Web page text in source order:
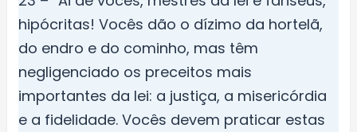
hipócritas! Vocês dão o dízimo da hortelã,
do endro e do cominho, mas têm
negligenciado os preceitos mais
importantes da lei: a justiça, a misericórdia
e a fidelidade. Vocês devem praticar estas